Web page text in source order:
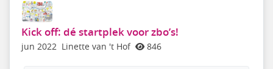
Kick off: dé startplek voor zbo’s!
jun 2022 Linette van 't Hof 846